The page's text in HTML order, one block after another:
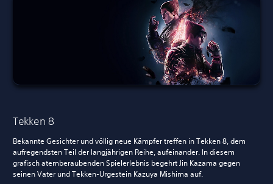
Tekken 8
Bekannte Gesichter und völlig neue Kämpfer treffen in Tekken 8, dem
aufregendsten Teil der langjährigen Reihe, aufeinander. In diesem
grafisch atemberaubenden Spielerlebnis begehrt Jin Kazama gegen
seinen Vater und Tekken-Urgestein Kazuya Mishima auf.